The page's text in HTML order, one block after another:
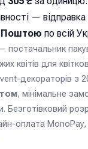
—
по всій
постачальник
квітів для
декораторів з
, мінімальне
Безготівковий
оплата MonoPay,